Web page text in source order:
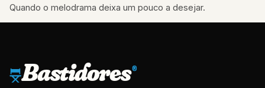
Quando o melodrama deixa um pouco a desejar.
Bastidores®